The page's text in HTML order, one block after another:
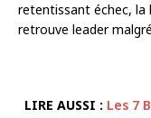
retentissant échec, la
retrouve leader
LIRE AUSSI : Les 7